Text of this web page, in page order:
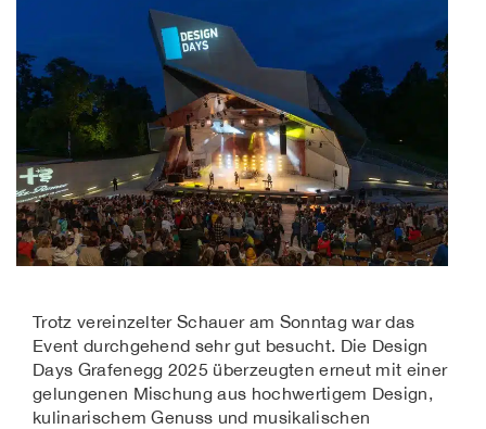
Trotz vereinzelter Schauer am Sonntag war das
Event durchgehend sehr gut besucht. Die Design
Days Grafenegg 2025 überzeugten erneut mit einer
gelungenen Mischung aus hochwertigem Design,
kulinarischem Genuss und musikalischen